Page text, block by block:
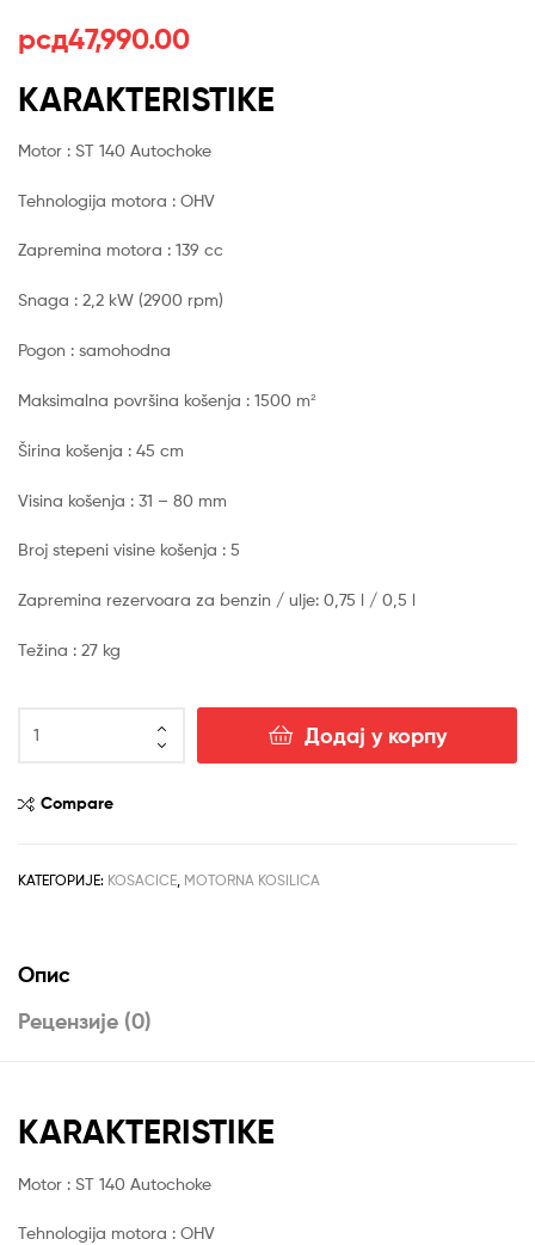
рсд47,990.00
KARAKTERISTIKE
Motor : ST 140 Autochoke
Tehnologija motora : OHV
Zapremina motora : 139 cc
Snaga : 2,2 kW (2900 rpm)
Pogon : samohodna
Maksimalna površina košenja : 1500 m²
Širina košenja : 45 cm
Visina košenja : 31 – 80 mm
Broj stepeni visine košenja : 5
Zapremina rezervoara za benzin / ulje: 0,75 l / 0,5 l
Težina : 27 kg
Kosačica
Multiclip
количина
Додај у корпу
Compare
КАТЕГОРИЈЕ: KOSACICE MOTORNA KOSILICA
Опис
Рецензије (0)
KARAKTERISTIKE
Motor : ST 140 Autochoke
Tehnologija motora : OHV